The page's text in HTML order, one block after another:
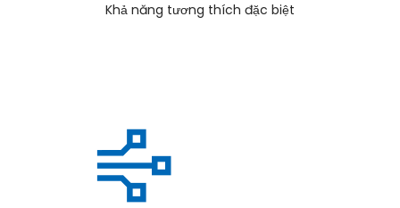
Khả năng tương thích đặc biệt